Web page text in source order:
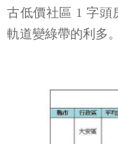
古低價社區 1 字頭
軌道變綠帶的利多。